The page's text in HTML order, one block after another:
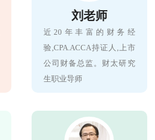
刘老师
近20年丰富的财务经
验,CPA.ACCA持证人,上市
公司财备总监。财太研究
生职业导师